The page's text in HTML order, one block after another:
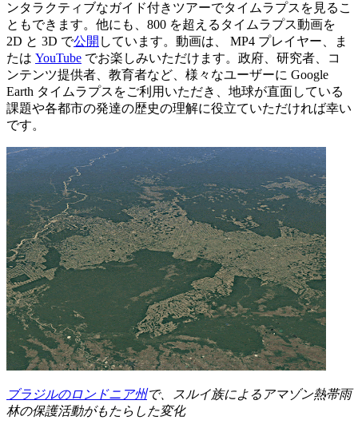
ンタラクティブなガイド付きツアーでタイムラプスを見るこ
ともできます。他にも、800 を超えるタイムラプス動画を
2D と 3D で公開 しています。動画は、 MP4 プレイヤー、ま
たは YouTube でお楽しみいただけます。政府、研究者、コ
ンテンツ提供者、教育者など、様々なユーザーに Google
Earth タイムラプスをご利用いただき、地球が直面している
課題や各都市の発達の歴史の理解に役立ていただければ幸い
です。
ブラジルのロンドニア州で、スルイ族によるアマゾン熱帯雨
林の保護活動がもたらした変化